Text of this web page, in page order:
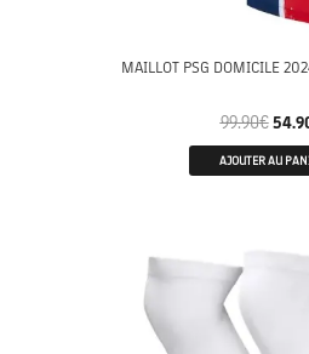
MAILLOT PSG DOMICILE
99.90€
AJOUTER AU